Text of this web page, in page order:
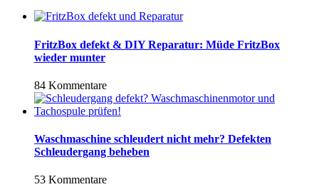
FritzBox defekt & DIY Reparatur: Müde FritzBox
wieder munter
84 Kommentare
Waschmaschine schleudert nicht mehr? Defekten
Schleudergang beheben
53 Kommentare